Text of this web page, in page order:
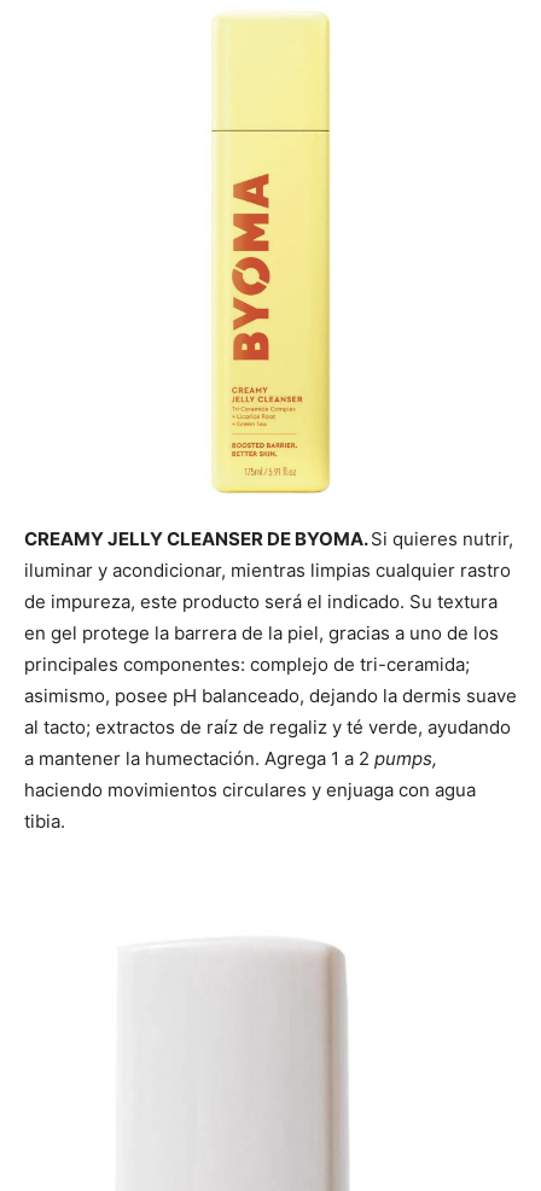
CREAMY JELLY CLEANSER DE BYOMA.Si quieres nutrir,
iluminar y acondicionar, mientras limpias cualquier rastro
de impureza, este producto será el indicado. Su textura
en gel protege la barrera de la piel, gracias a uno de los
principales componentes: complejo de tri-ceramida;
asimismo, posee pH balanceado, dejando la dermis suave
al tacto; extractos de raíz de regaliz y té verde, ayudando
a mantener la humectación. Agrega 1 a 2 pumps,
haciendo movimientos circulares y enjuaga con agua
tibia.